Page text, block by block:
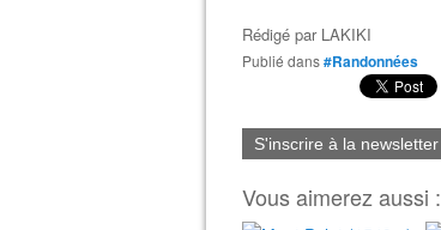
Rédigé par LAKIKI
Publié dans#Randonnées
S'inscrire à la newsletter
Vous aimerez aussi :